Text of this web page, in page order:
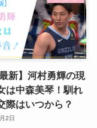
最新】河村勇輝の現
は中森美琴！馴れ
際はいつから？
2日